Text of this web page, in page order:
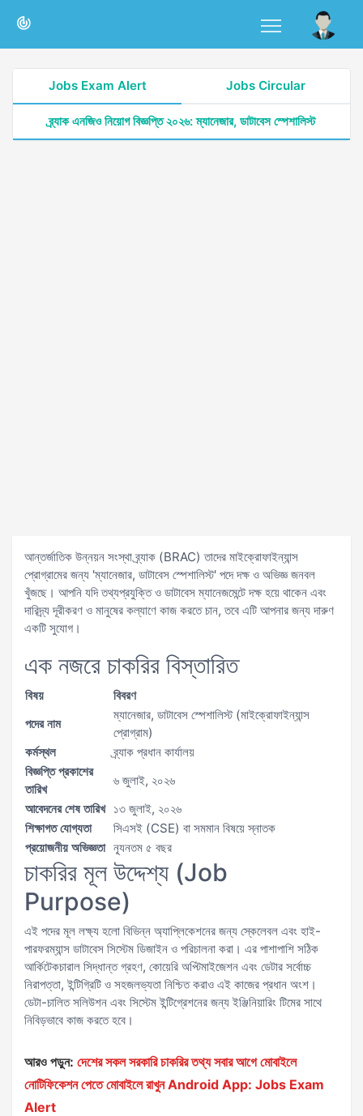
Jobs Exam Alert Jobs Circular
ব্র্যাক এনজিও নিয়োগ বিজ্ঞপ্তি ২০২৬: ম্যানেজার, ডাটাবেস স্পেশালিস্ট
আন্তর্জাতিক উন্নয়ন সংস্থা ব্র্যাক (BRAC) তাদের মাইক্রোফাইন্যান্স
প্রোগ্রামের জন্য 'ম্যানেজার, ডাটাবেস স্পেশালিস্ট' পদে দক্ষ ও অভিজ্ঞ জনবল
খুঁজছে। আপনি যদি তথ্যপ্রযুক্তি ও ডাটাবেস ম্যানেজমেন্টে দক্ষ হয়ে থাকেন এবং
দারিদ্র্য দূরীকরণ ও মানুষের কল্যাণে কাজ করতে চান, তবে এটি আপনার জন্য দারুণ
একটি সুযোগ।
এক নজরে চাকরির বিস্তারিত
বিষয়
বিবরণ
পদের নাম
ম্যানেজার, ডাটাবেস স্পেশালিস্ট (মাইক্রোফাইন্যান্স
প্রোগ্রাম)
কর্মস্থল
ব্র্যাক প্রধান কার্যালয়
বিজ্ঞপ্তি প্রকাশের
তারিখ
৬ জুলাই, ২০২৬
আবেদনের শেষ তারিখ ১৩ জুলাই, ২০২৬
শিক্ষাগত যোগ্যতা
সিএসই (CSE) বা সমমান বিষয়ে স্নাতক
প্রয়োজনীয় অভিজ্ঞতা ন্যূনতম ৫ বছর
চাকরির মূল উদ্দেশ্য (Job
Purpose)
এই পদের মূল লক্ষ্য হলো বিভিন্ন অ্যাপ্লিকেশনের জন্য স্কেলেবল এবং হাই-
পারফরম্যান্স ডাটাবেস সিস্টেম ডিজাইন ও পরিচালনা করা। এর পাশাপাশি সঠিক
আর্কিটেকচারাল সিদ্ধান্ত গ্রহণ, কোয়েরি অপ্টিমাইজেশন এবং ডেটার সর্বোচ্চ
নিরাপত্তা, ইন্টিগ্রিটি ও সহজলভ্যতা নিশ্চিত করাও এই কাজের প্রধান অংশ।
ডেটা-চালিত সলিউশন এবং সিস্টেম ইন্টিগ্রেশনের জন্য ইঞ্জিনিয়ারিং টিমের সাথে
নিবিড়ভাবে কাজ করতে হবে।
আরও পড়ুন: দেশের সকল সরকারি চাকরির তথ্য সবার আগে মোবাইলে
নোটিফিকেশন পেতে মোবাইলে রাখুন Android App: Jobs Exam
Alert